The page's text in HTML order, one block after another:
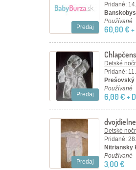
Predaj
Pridané:
Používané
60,00 € +
Predaj
Detské
Pridané:
Prešovský
Používané
6,00 € +
Predaj
Detské
Pridané:
Nitriansky
Používané
3,00 €